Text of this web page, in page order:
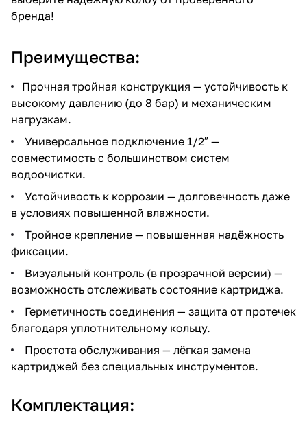
бренда!
Преимущества:
Прочная тройная конструкция — устойчивость к
высокому давлению (до 8 бар) и механическим
нагрузкам.
Универсальное подключение 1/2″ —
совместимость с большинством систем
водоочистки.
Устойчивость к коррозии — долговечность даже
в условиях повышенной влажности.
Тройное крепление — повышенная надёжность
фиксации.
Визуальный контроль (в прозрачной версии) —
возможность отслеживать состояние картриджа.
Герметичность соединения — защита от протечек
благодаря уплотнительному кольцу.
Простота обслуживания — лёгкая замена
картриджей без специальных инструментов.
Комплектация: